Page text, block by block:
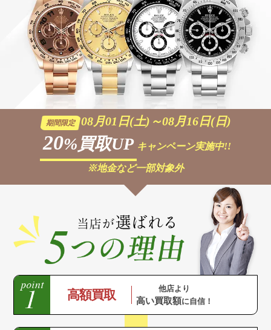
期間限定 08月01日(土)～08月16日(日)
20%買取UP キャンペーン実施中!!
※地金など一部対象外
高額買取 他店より
高い買取額に自信！